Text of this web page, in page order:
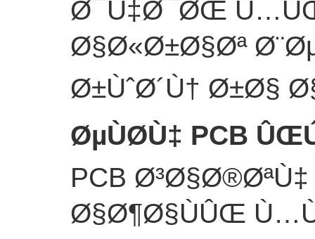
Ø¯Ù‡Ø¯ØŒ
Ø§Ø«Ø±Ø§Øª
Ø±ÙˆØ´Ù† Ø±Ø§
ØµÙØ­Ù‡ PCB
PCB
Ø§Ø¶Ø§ÙÛŒ